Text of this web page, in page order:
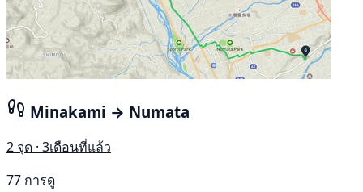
Minakami → Numata
2 จุด · 3เดือนที่แล้ว
77 การดู